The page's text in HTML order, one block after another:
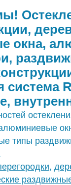
окна,
типы
,